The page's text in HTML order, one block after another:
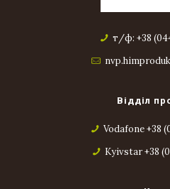
т/ф: +38
Відділ
Vodafone +38
Kyivstar +38